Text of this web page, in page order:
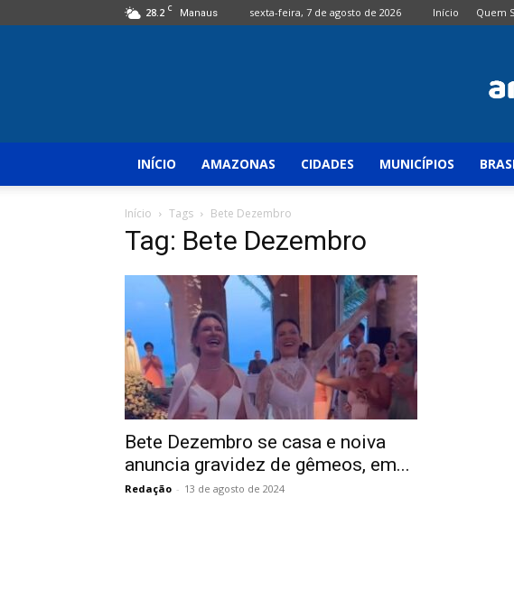
28.2 C Manaus sexta-feira, 7 de agosto de 2026 Início Quem
INÍCIO AMAZONAS CIDADES MUNICÍPIOS
Início Tags Bete Dezembro
Tag: Bete Dezembro
Bete Dezembro se casa e noiva
anuncia gravidez de gêmeos, em...
Redação - 13 de agosto de 2024